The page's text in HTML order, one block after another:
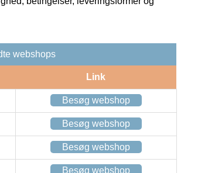
webshops
Link
Besøg webshop
Besøg webshop
Besøg webshop
Besøg webshop